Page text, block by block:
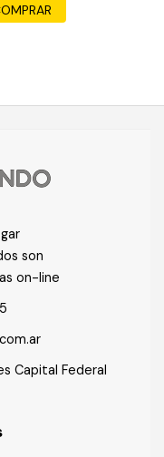
son
on-line
Capital Federal